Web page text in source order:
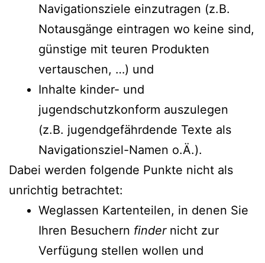
Navigationsziele einzutragen (z.B.
Notausgänge eintragen wo keine sind,
günstige mit teuren Produkten
vertauschen, …) und
Inhalte kinder- und
jugendschutzkonform auszulegen
(z.B. jugendgefährdende Texte als
Navigationsziel-Namen o.Ä.).
Dabei werden folgende Punkte nicht als
unrichtig betrachtet:
Weglassen Kartenteilen, in denen Sie
Ihren Besuchern findernicht zur
Verfügung stellen wollen und